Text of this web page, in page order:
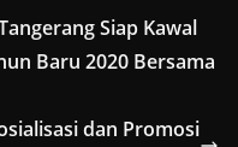
Siap Kawal
Baru 2020 Bersama
dan Promosi